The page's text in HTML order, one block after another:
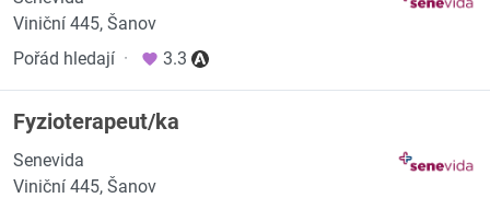
Viniční 445, Šanov
Pořád hledají · 3.3
Fyzioterapeut/ka
Senevida
Viniční 445, Šanov